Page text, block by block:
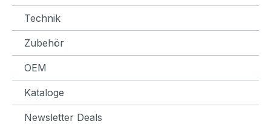
Technik
Zubehör
OEM
Kataloge
Newsletter Deals